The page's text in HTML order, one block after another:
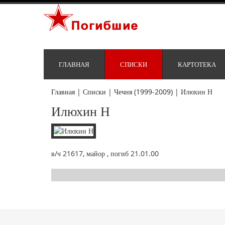
ГЛАВНАЯ СПИСКИ КАРТОТЕКА
Главная | Списки | Чечня (1999-2009) | Илюхин Н
Илюхин Н
в/ч 21617, майор , погиб 21.01.00